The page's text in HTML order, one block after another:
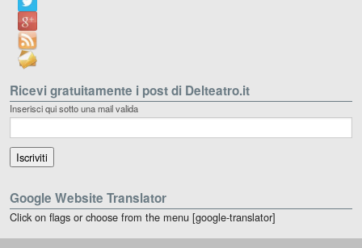
Ricevi gratuitamente i post di Delteatro.it
Inserisci qui sotto una mail valida
Google Website Translator
Click on flags or choose from the menu [google-translator]